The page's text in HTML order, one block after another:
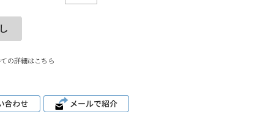
の詳細はこちら